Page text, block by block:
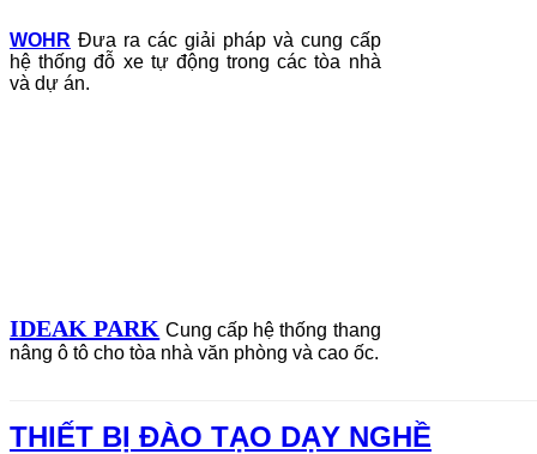
WOHR Đưa ra các giải pháp và cung cấp
hệ thống đỗ xe tự động trong các tòa nhà
và dự án.
IDEAK PARK Cung cấp hệ thống thang
nâng ô tô cho tòa nhà văn phòng và cao ốc.
THIẾT BỊ ĐÀO TẠO DẠY NGHỀ